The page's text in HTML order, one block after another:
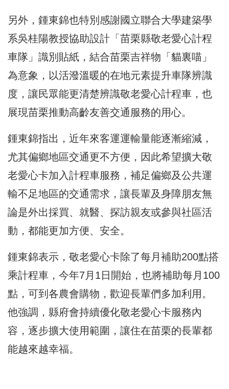
另外，鍾東錦也特別感謝國立聯合大學建築學
系吳桂陽教授協助設計「苗栗縣敬老愛心計程
車隊」識別貼紙，結合苗栗吉祥物「貓裏喵」
為意象，以活潑溫暖的在地元素提升車隊辨識
度，讓民眾能更清楚辨識敬老愛心計程車，也
展現苗栗推動高齡友善交通服務的用心。
鍾東錦指出，近年來客運運輸量能逐漸縮減，
尤其偏鄉地區交通更不方便，因此希望擴大敬
老愛心卡加入計程車服務，補足偏鄉及公共運
輸不足地區的交通需求，讓長輩及身障朋友無
論是外出採買、就醫、探訪親友或參與社區活
動，都能更加方便、安全。
鍾東錦表示，敬老愛心卡除了每月補助200點搭
乘計程車，今年7月1日開始，也將補助每月100
點，可到各農會購物，歡迎長輩們多加利用。
他強調，縣府會持續優化敬老愛心卡服務內
容，逐步擴大使用範圍，讓住在苗栗的長輩都
能越來越幸福。